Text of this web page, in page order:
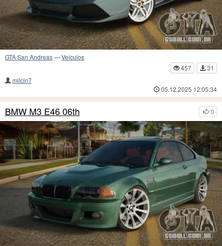
GTA San Andreas—Veículos
457
31
milcin7
05.12.2025 12:05:34
0
BMW M3 E46 06th